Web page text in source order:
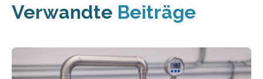
Verwandte Beiträge